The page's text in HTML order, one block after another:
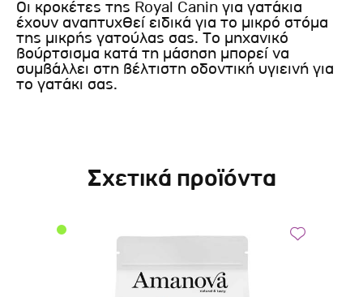
Οι κροκέτες της Royal Canin για γατάκια
έχουν αναπτυχθεί ειδικά για το μικρό στόμα
της μικρής γατούλας σας. Το μηχανικό
βούρτσισμα κατά τη μάσηση μπορεί να
συμβάλλει στη βέλτιστη οδοντική υγιεινή για
το γατάκι σας.
Σχετικά προϊόντα